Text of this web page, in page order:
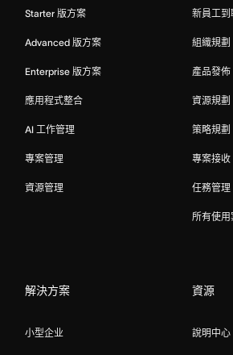
Starter 版方案
Advanced 版方案
Enterprise 版方案
應用程式整合
AI 工作管理
專案管理
資源管理
新員工到
組織規劃
產品發佈
資源規劃
策略規劃
專案接收
任務管理
所有使用
解決方案
小型企业
資源
說明中心